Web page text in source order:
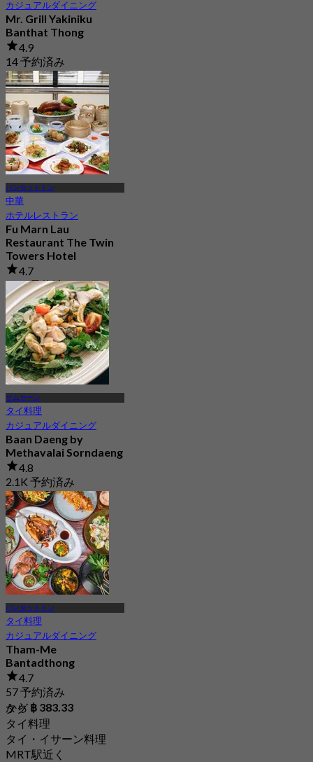
カジュアルダイニング
Mr. Grill Yakiniku
Banthat Thong
4.9
14 予約済み
から฿ 190
バンタットトン
中華
ホテルレストラン
Fu Marn Lau
Restaurant The Twin
Towers Hotel
4.7
2.5K 予約済み
から฿ 497.5
サムヤーン
タイ料理
カジュアルダイニング
Baan Daeng by
Methavalai Sorndaeng
4.8
2.1K 予約済み
から฿ 445
バンタットトン
タイ料理
カジュアルダイニング
Tham-Me
Bantadthong
4.7
57 予約済み
から ฿ 383.33
タグ
タイ料理
タイ・イサーン料理
MRT駅近く